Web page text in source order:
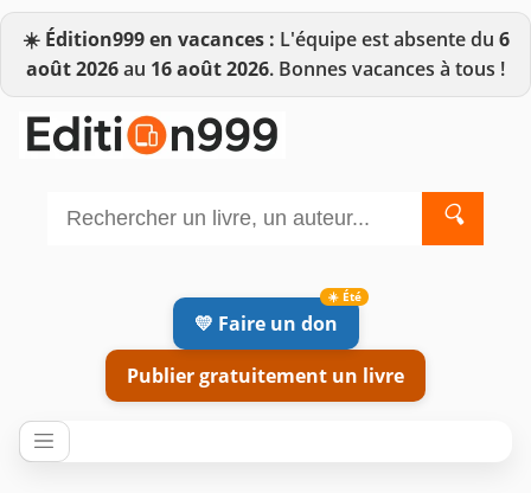
☀️ Édition999 en vacances : L'équipe est absente du 6
août 2026au 16 août 2026. Bonnes vacances à tous !
🔍
💛 Faire un don
Publier gratuitement un livre